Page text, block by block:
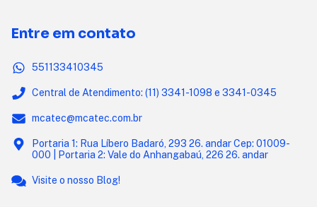
Entre em contato
551133410345
Central de Atendimento: (11) 3341-1098 e 3341-0345
mcatec@mcatec.com.br
Portaria 1: Rua Líbero Badaró, 293 26. andar Cep: 01009-
000 | Portaria 2: Vale do Anhangabaú, 226 26. andar
Visite o nosso Blog!